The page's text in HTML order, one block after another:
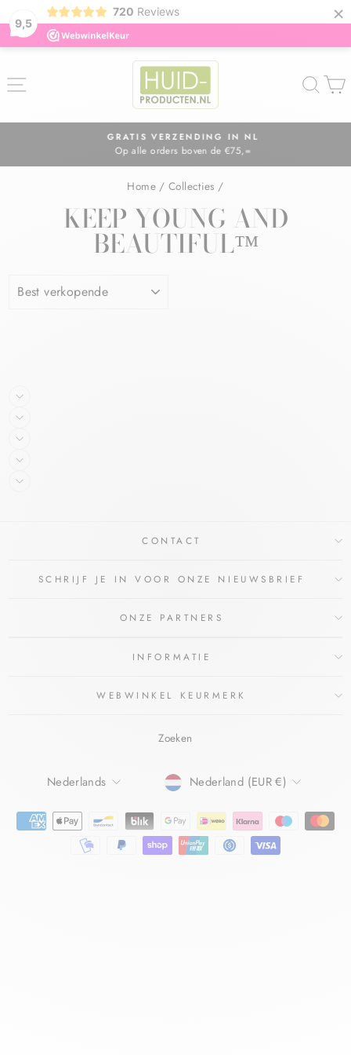
9,5
720 Reviews ×
Diavoorstelling
GRATIS VERZENDING IN NL
Op alle orders boven de €75,=
Home / Collecties /
KEEP YOUNG AND
BEAUTIFUL™
CONTACT
SCHRIJF JE IN VOOR ONZE NIEUWSBRIEF
ONZE PARTNERS
INFORMATIE
WEBWINKEL KEURMERK
Zoeken
TAAL
Nederlands Nederland (EUR €)